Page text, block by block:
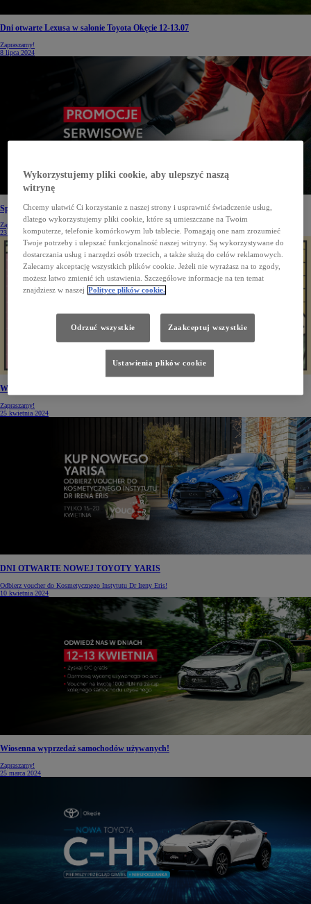
Dni otwarte Lexusa w salonie Toyota Okęcie 12-13.07
Zapraszamy!
8 lipca 2024
Specjalna letnia promocja serwisowa w Toyota Okęcie!
Zapraszamy!
23 maja 2024
Wyjątkowa Noc Klasyków w salonie Toyota Okęcie!
Zapraszamy!
25 kwietnia 2024
DNI OTWARTE NOWEJ TOYOTY YARIS
Odbierz voucher do Kosmetycznego Instytutu Dr Ireny Eris!
10 kwietnia 2024
Wiosenna wyprzedaż samochodów używanych!
Zapraszamy!
25 marca 2024
Wykorzystujemy pliki cookie, aby ulepszyć naszą
witrynę
Chcemy ułatwić Ci korzystanie z naszej strony i usprawnić świadczenie usług,
dlatego wykorzystujemy pliki cookie, które są umieszczane na Twoim
komputerze, telefonie komórkowym lub tablecie. Pomagają one nam zrozumieć
Twoje potrzeby i ulepszać funkcjonalność naszej witryny. Są wykorzystywane do
dostarczania usług i narzędzi osób trzecich, a także służą do celów reklamowych.
Zalecamy akceptację wszystkich plików cookie. Jeżeli nie wyrażasz na to zgody,
możesz łatwo zmienić ich ustawienia. Szczegółowe informacje na ten temat
znajdziesz w naszej Polityce plików cookie.
Odrzuć wszystkie Zaakceptuj wszystkie
Ustawienia plików cookie